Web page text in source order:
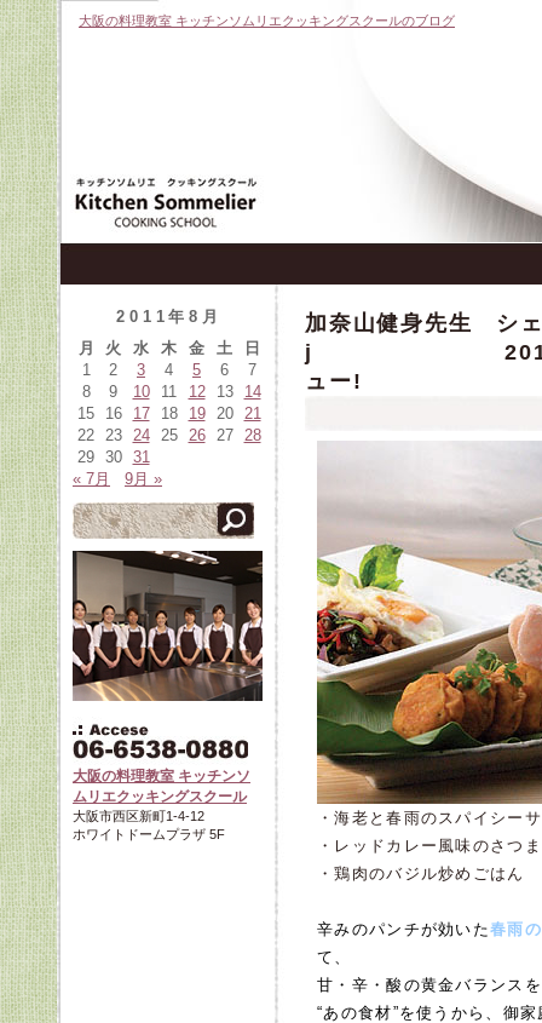
大阪の料理教室 キッチンソムリエクッキングスクールのブログ
加奈山健身先生 シ
j 2011年9月
ュー!
・海老と春雨のスパイシー
・レッドカレー風味のさつ
・鶏肉のバジル炒めごはん
辛みのパンチが効いた春雨
て、
甘・辛・酸の黄金バランス
“あの食材”を使うから、御
2011年8月
月
火 水 木 金 土
日
1
2 3 4 5 6
7
8
9 10 11 12 13
14
15
16 17 18 19 20
21
22 23 24 25 26 27
28
29 30
31
« 7月
9月 »
大阪の料理教室 キッチンソ
ムリエクッキングスクール
大阪市西区新町1-4-12
ホワイトドームプラザ 5F